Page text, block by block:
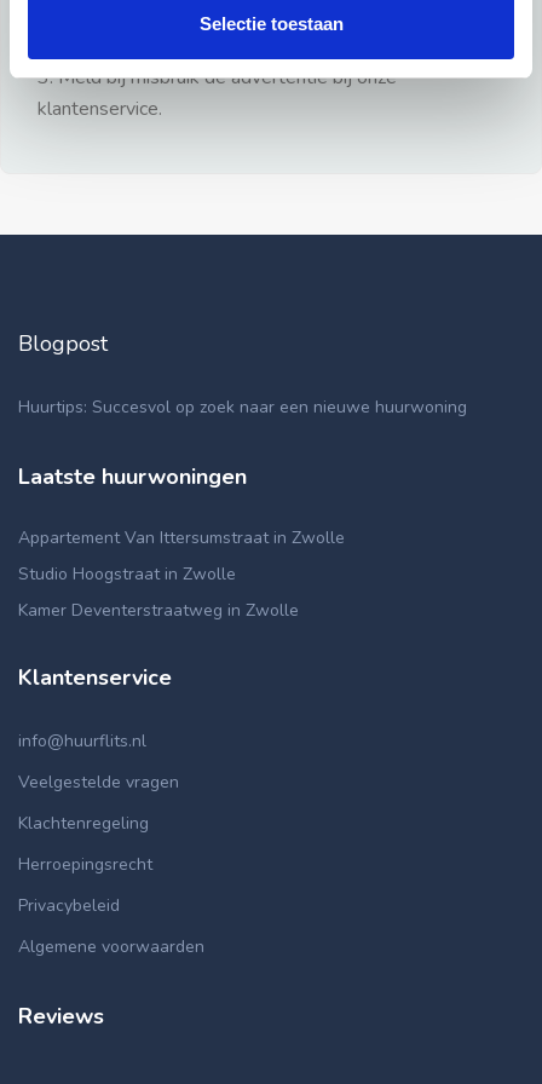
Selectie toestaan
3: Meld bij misbruik de advertentie bij onze
klantenservice.
Blogpost
Huurtips: Succesvol op zoek naar een nieuwe huurwoning
Laatste huurwoningen
Appartement Van Ittersumstraat in Zwolle
Studio Hoogstraat in Zwolle
Kamer Deventerstraatweg in Zwolle
Klantenservice
info@huurflits.nl
Veelgestelde vragen
Klachtenregeling
Herroepingsrecht
Privacybeleid
Algemene voorwaarden
Reviews